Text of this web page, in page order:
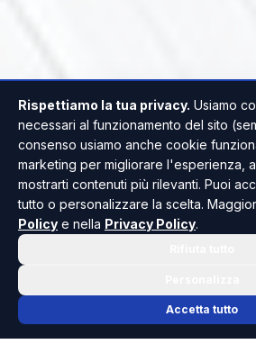
Rispettiamo la tua privacy. Usiamo
necessari al funzionamento del sito
consenso usiamo anche cookie
marketing per migliorare l'esperienza,
mostrarti contenuti più rilevanti. Puoi
tutto o personalizzare la scelta.
Policy e nella Privacy Policy.
Accetta tutto